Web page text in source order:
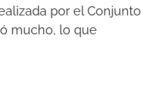
por el Conjunto
mucho, lo que